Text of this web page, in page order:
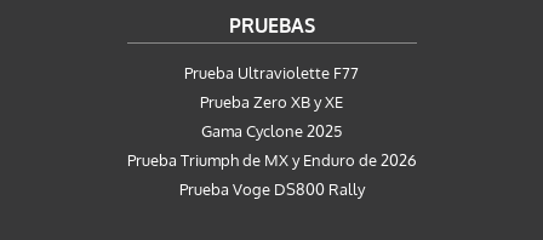
PRUEBAS
Prueba Ultraviolette F77
Prueba Zero XB y XE
Gama Cyclone 2025
Prueba Triumph de MX y Enduro de 2026
Prueba Voge DS800 Rally